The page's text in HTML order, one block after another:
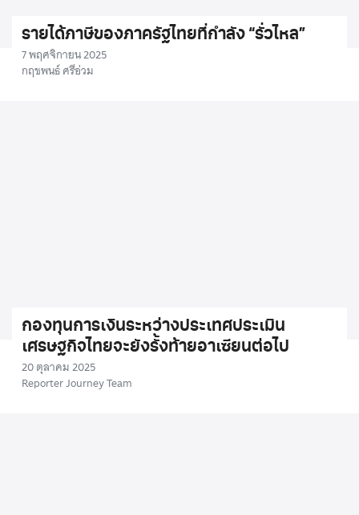
รายได้ภาษีของภาครัฐไทยที่กำลัง “รั่วไหล”
7 พฤศจิกายน 2025
กฤชพนธ์ ศรีอ่วม
กองทุนการเงินระหว่างประเทศประเมิน
เศรษฐกิจไทยจะยังรั้งท้ายอาเซียนต่อไป
20 ตุลาคม 2025
Reporter Journey Team